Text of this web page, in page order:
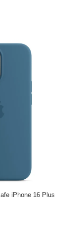
iPhone 16 Plus